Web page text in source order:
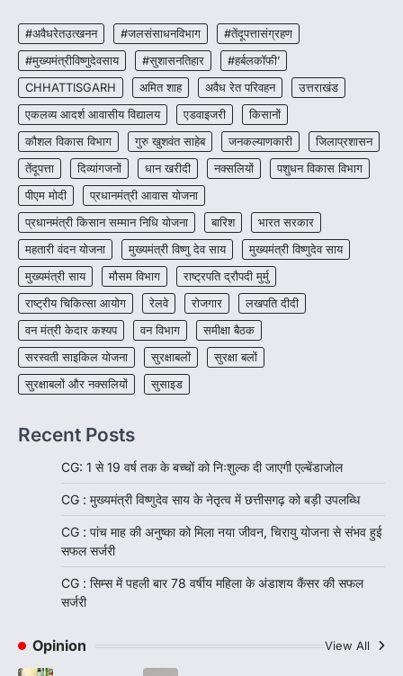
3
जशपुर जिले की 5 माह की मासूम…
4
BIG NEWS
CG : सिम्स में पहली बार 78 वर्षीय महिला के
अंडाशय कैंसर की सफल सर्जरी
More Khabar August 7, 2026
रायपुर। छत्तीसगढ़ आयुर्विज्ञान संस्थान (सिम्स), बिलासपुर
के स्त्री एवं प्रसूति रोग विभाग के विशेषज्ञ डॉक्टरों…
#अवैधरेतउत्खनन #जलसंसाधनविभाग
#तेंदूपत्तासंग्रहण
#मुख्यमंत्रीविष्णुदेवसाय
#सुशासनतिहार
#हर्बलकॉफी’
CHHATTISGARH
अमित शाह अवैध रेत परिवहन
उत्तराखंड
एकलव्य आदर्श आवासीय विद्यालय
एडवाइजरी
किसानों
कौशल विकास विभाग
गुरु खुशवंत साहेब जनकल्याणकारी
जिलाप्रशासन
तेंदूपत्ता
दिव्यांगजनों धान खरीदी नक्सलियों
पशुधन विकास विभाग
पीएम मोदी
प्रधानमंत्री आवास योजना
प्रधानमंत्री किसान सम्मान निधि योजना
बारिश
भारत सरकार
महतारी वंदन योजना
मुख्यमंत्री विष्णु देव साय
मुख्यमंत्री विष्णुदेव साय
मुख्यमंत्री साय
मौसम विभाग
राष्ट्रपति द्रौपदी मुर्मु
राष्ट्रीय चिकित्सा आयोग
रेलवे रोजगार
लखपति दीदी
वन मंत्री केदार कश्यप
वन विभाग
समीक्षा बैठक
सरस्वती साइकिल योजना
सुरक्षाबलों
सुरक्षा बलों
सुरक्षाबलों और नक्सलियों
सुसाइड
Recent Posts
CG: 1 से 19 वर्ष तक के बच्चों को निःशुल्क दी जाएगी एल्बेंडाजोल
CG : मुख्यमंत्री विष्णुदेव साय के नेतृत्व में छत्तीसगढ़ को बड़ी उपलब्धि
CG : पांच माह की अनुष्का को मिला नया जीवन, चिरायु योजना से संभव हुई
सफल सर्जरी
CG : सिम्स में पहली बार 78 वर्षीय महिला के अंडाशय कैंसर की सफल
सर्जरी
Opinion View All